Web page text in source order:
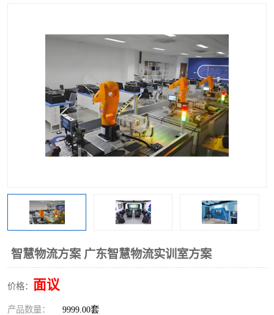
智慧物流方案 广东智慧物流实训室方案
价格： 面议
产品数量： 9999.00套